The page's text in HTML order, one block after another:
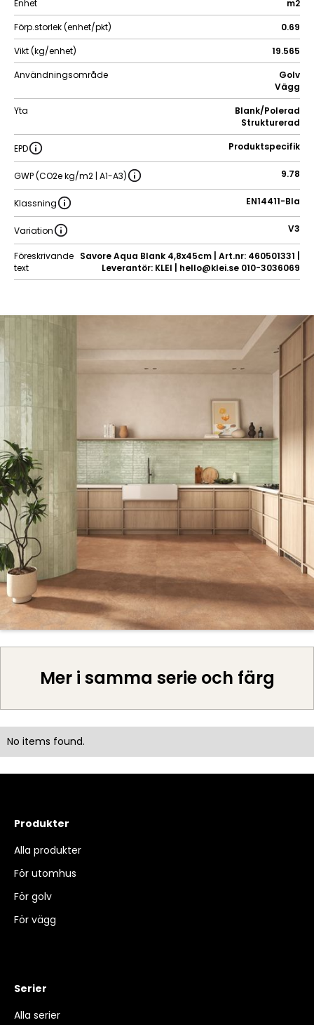
Enhet
m2
Förp.storlek (enhet/pkt)
0.69
Vikt (kg/enhet)
19.565
Användningsområde
Golv
Vägg
Yta
Blank/Polerad
Strukturerad
EPD Produktspecifik
GWP (CO2e kg/m2 | A1-A3) 9.78
Klassning EN14411-BIa
Variation V3
Föreskrivande
text
Savore Aqua Blank 4,8x45cm | Art.nr: 460501331 |
Leverantör: KLEI | hello@klei.se 010-3036069
Mer i samma serie och färg
No items found.
Produkter
Alla produkter
För utomhus
För golv
För vägg
Serier
Alla serier